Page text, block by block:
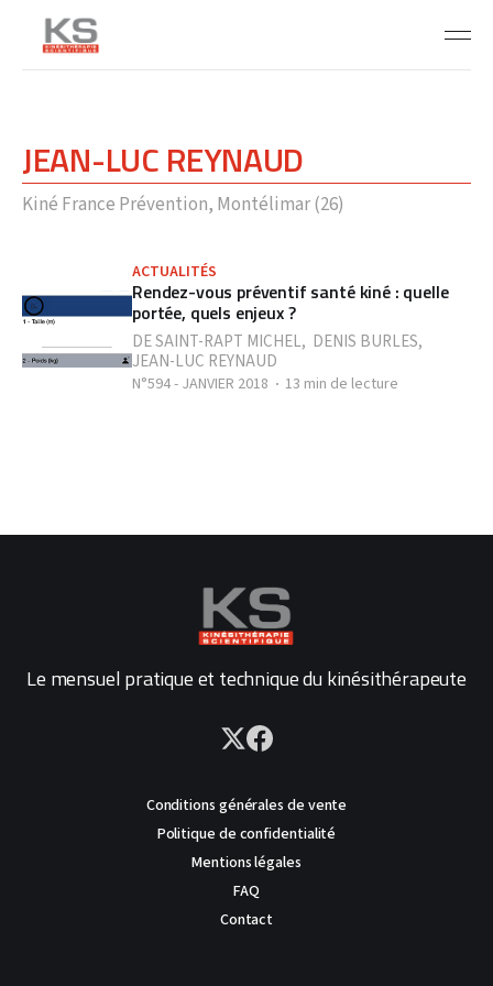
JEAN-LUC REYNAUD
Kiné France Prévention, Montélimar (26)
ACTUALITÉS
Rendez-vous préventif santé kiné : quelle
portée, quels enjeux ?
DE SAINT-RAPT MICHEL, DENIS BURLES,
JEAN-LUC REYNAUD
N°594 - JANVIER 2018 13 min de lecture
Le mensuel pratique et technique du kinésithérapeute
Conditions générales de vente
Politique de confidentialité
Mentions légales
FAQ
Contact